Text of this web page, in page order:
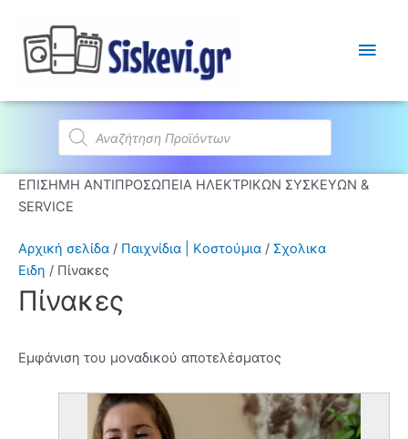
Products
search
Αρχική σελίδα / Παιχνίδια | Kοστούμια / Σχολικα
Ειδη / Πίνακες
Πίνακες
Εμφάνιση του μοναδικού αποτελέσματος
ΕΠΙΣΗΜΗ ΑΝΤΙΠΡΟΣΩΠΕΙΑ ΗΛΕΚΤΡΙΚΩΝ ΣΥΣΚΕΥΩΝ &
SERVICE